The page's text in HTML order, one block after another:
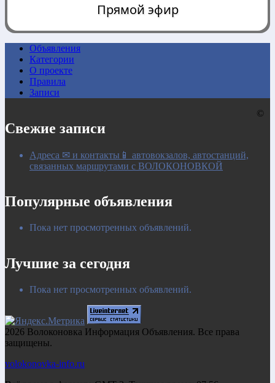
0:00
Прямой эфир
Объявления
Категории
О проекте
Правила
Записи
Свежие записи
Адреса ✉ и контакты📱 автовокзалов, автостанций,
связанных маршрутами с ВОЛОКОНОВКОЙ
Популярные объявления
Пока нет просмотренных объявлений.
Лучшие за сегодня
Пока нет просмотренных объявлений.
©
2026 Волоконовка Информация Объявления. Все права
защищены.
volokonovka-info.ru